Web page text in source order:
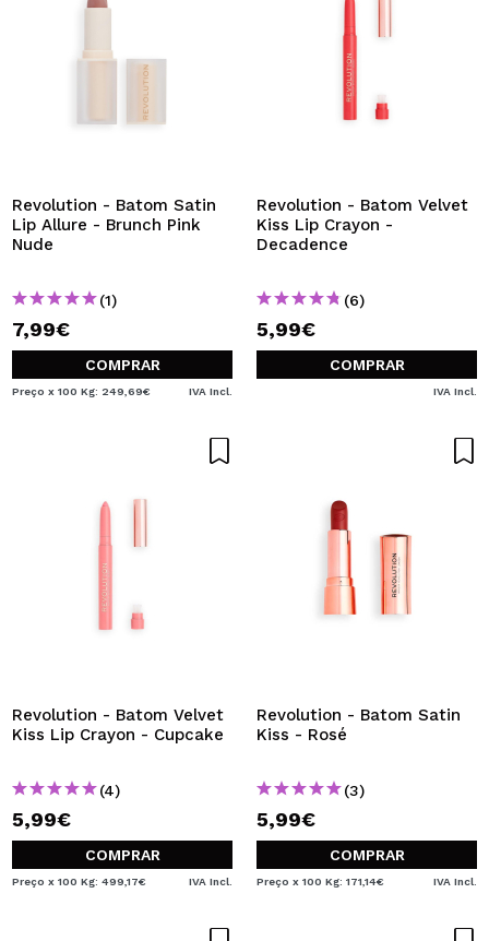
Revolution - Batom Satin
Lip Allure - Brunch Pink
Nude
(1)
7,99€
COMPRAR
Preço x 100 Kg: 249,69€ IVA Incl.
Revolution - Batom Velvet
Kiss Lip Crayon -
Decadence
(6)
5,99€
COMPRAR
IVA Incl.
Revolution - Batom Velvet
Kiss Lip Crayon - Cupcake
(4)
5,99€
COMPRAR
Preço x 100 Kg: 499,17€ IVA Incl.
Revolution - Batom Satin
Kiss - Rosé
(3)
5,99€
COMPRAR
Preço x 100 Kg: 171,14€ IVA Incl.